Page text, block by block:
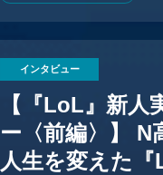
インタビュー
【『LoL』新
ー〈前編〉】
人生を変えた